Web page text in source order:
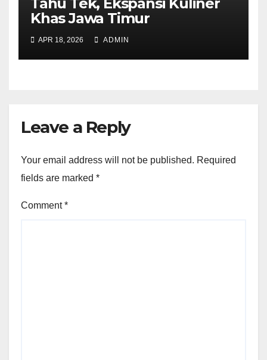
Khas Jawa Timur
APR 18, 2026 ADMIN
Leave a Reply
Your email address will not be published. Required
fields are marked *
Comment*